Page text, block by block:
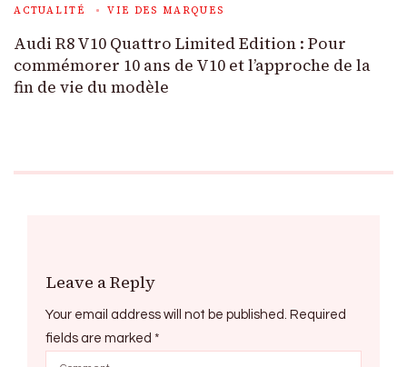
ACTUALITÉ VIE DES MARQUES
Audi R8 V10 Quattro Limited Edition : Pour
commémorer 10 ans de V10 et l’approche de la
fin de vie du modèle
Leave a Reply
Your email address will not be published. Required
fields are marked *